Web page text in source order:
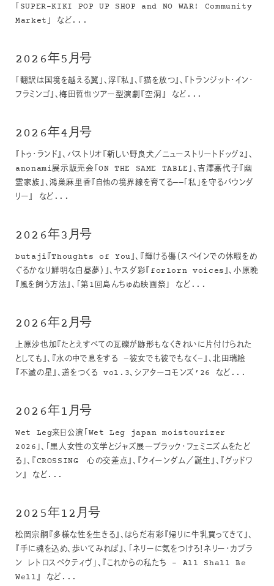
「SUPER-KIKI POP UP SHOP and NO WAR! Community
Market」 など...
2026年5月号
「翻訳は国境を越える翼」、浮『私』、『猫を放つ』、『トランジット・イン・
フラミンゴ』、梅田哲也ツアー型演劇『空洞』 など...
2026年4月号
『トゥ・ランド』、バストリオ『新しい野良犬／ニューストリートドッグ2』、
anonami展示販売会「ON THE SAME TABLE」、吉澤嘉代子『幽
霊家族』、鴻巣麻里香『自他の境界線を育てる——「私」を守るバウンダ
リー』 など...
2026年3月号
butaji『Thoughts of You』、『輝ける傷（スペインでの休暇をめ
ぐるかなり鮮明な白昼夢）』、ヤスダ彩『forlorn voices』、小原晩
『風を飼う方法』、「第1回島んちゅぬ映画祭」 など...
2026年2月号
上原沙也加『たとえすべての瓦礫が跡形もなくきれいに片付けられた
としても』、『水の中で息をする －彼女でも彼でもなく－』、北田瑞絵
『不滅の星』、道をつくる vol.3、シアターコモンズ’26 など...
2026年1月号
Wet Leg来日公演「Wet Leg japan moistourizer
2026」、「黒人女性の文学とジャズ展―ブラック・フェミニズムをたど
る」、『CROSSING 心の交差点』、『クイーンダム／誕生』、『グッドワ
ン』 など...
2025年12月号
松岡宗嗣『多様な性を生きる』、はらだ有彩『帰りに牛乳買ってきて』、
『手に魂を込め、歩いてみれば』、「ネリーに気をつけろ！ネリー・カプラ
ン レトロスペクティヴ」、『これからの私たち – All Shall Be
Well』 など...